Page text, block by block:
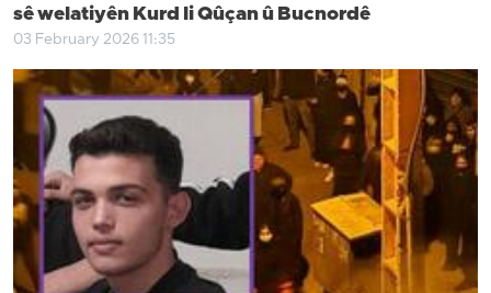
sê welatiyên Kurd li Qûçan û Bucnordê
03 February 2026 11:35